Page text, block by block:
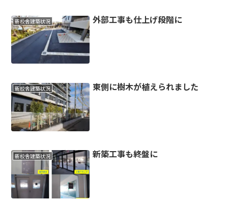
新校舎建築状況 外部工事も仕上げ段階に
新校舎建築状況 東側に樹木が植えられました
新校舎建築状況 新築工事も終盤に